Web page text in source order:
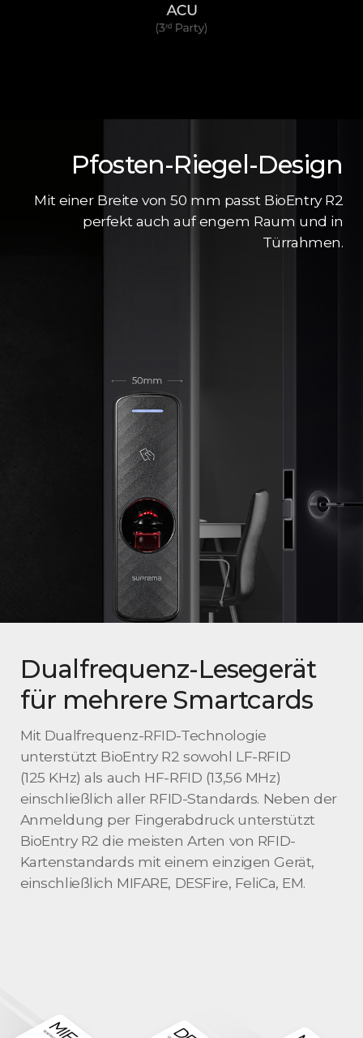
Pfosten-Riegel-Design
Mit einer Breite von 50 mm passt BioEntry R2
perfekt auch auf engem Raum und in
Türrahmen.
Dualfrequenz-Lesegerät
für mehrere Smartcards
Mit Dualfrequenz-RFID-Technologie
unterstützt BioEntry R2 sowohl LF-RFID
(125 KHz) als auch HF-RFID (13,56 MHz)
einschließlich aller RFID-Standards. Neben der
Anmeldung per Fingerabdruck unterstützt
BioEntry R2 die meisten Arten von RFID-
Kartenstandards mit einem einzigen Gerät,
einschließlich MIFARE, DESFire, FeliCa, EM.